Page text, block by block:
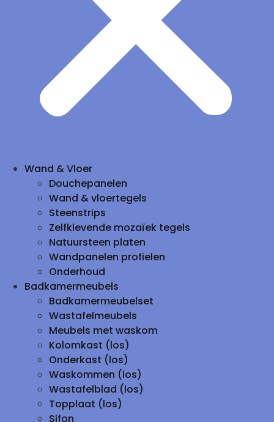
Wand & Vloer
Douchepanelen
Wand & vloertegels
Steenstrips
Zelfklevende mozaïek tegels
Natuursteen platen
Wandpanelen profielen
Onderhoud
Badkamermeubels
Badkamermeubelset
Wastafelmeubels
Meubels met waskom
Kolomkast (los)
Onderkast (los)
Waskommen (los)
Wastafelblad (los)
Topplaat (los)
Sifon